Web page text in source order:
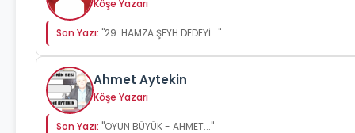
Köşe Yazarı
Son Yazı: "29. HAMZA ŞEYH DEDEYİ..."
Ahmet Aytekin
Köşe Yazarı
Son Yazı: "OYUN BÜYÜK - AHMET..."